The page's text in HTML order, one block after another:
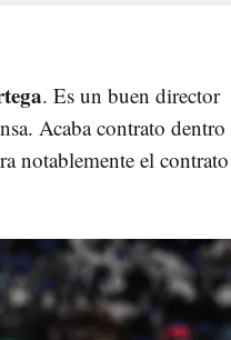
. Es un buen director
Acaba contrato dentro
notablemente el contrato